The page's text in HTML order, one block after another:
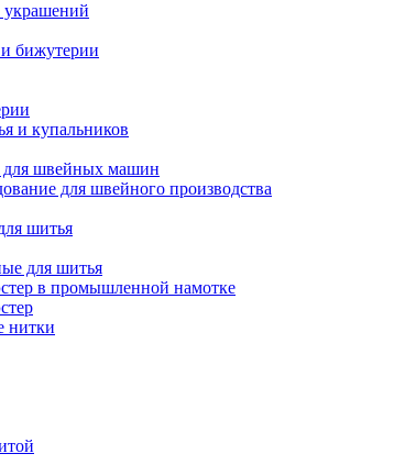
украшений
бижутерии
и купальников
для швейных машин
для швейного производства
шитья
для шитья
в промышленной намотке
нитки